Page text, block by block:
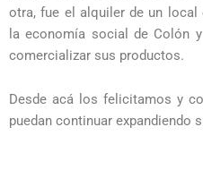
otra, fue el alquiler de un
la economía social de Colón
comercializar sus productos.
Desde acá los felicitamos y
puedan continuar expandiendo